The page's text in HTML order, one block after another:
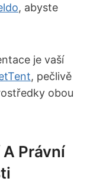
, abyste
je vaší
, pečlivě
obou
Právní